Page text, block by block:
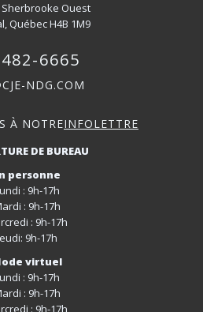
Sherbrooke Ouest
Québec H4B 1M9
6665
NDG.COM
À NOTREINFOLETTRE
DE BUREAU
personne
: 9h-17h
: 9h-17h
: 9h-17h
9h-17h
virtuel
: 9h-17h
: 9h-17h
: 9h-17h